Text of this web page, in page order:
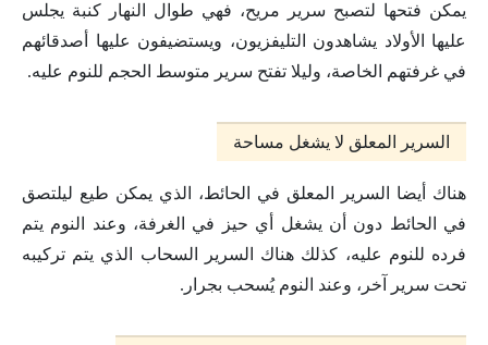
يمكن فتحها لتصبح سرير مريح، فهي طوال النهار كنبة يجلس
عليها الأولاد يشاهدون التليفزيون، ويستضيفون عليها أصدقائهم
في غرفتهم الخاصة، وليلا تفتح سرير متوسط الحجم للنوم عليه.
السرير المعلق لا يشغل مساحة
هناك أيضا السرير المعلق في الحائط، الذي يمكن طيع ليلتصق
في الحائط دون أن يشغل أي حيز في الغرفة، وعند النوم يتم
فرده للنوم عليه، كذلك هناك السرير السحاب الذي يتم تركيبه
تحت سرير آخر، وعند النوم يُسحب بجرار.